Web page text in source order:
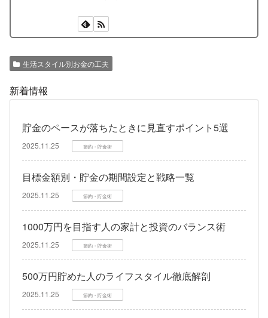
生活スタイル別お金の工夫
新着情報
貯金のペースが落ちたときに見直すポイント5選
2025.11.25 節約・貯金術
目標金額別・貯金の期間設定と戦略一覧
2025.11.25 節約・貯金術
1000万円を目指す人の家計と投資のバランス術
2025.11.25 節約・貯金術
500万円貯めた人のライフスタイル徹底解剖
2025.11.25 節約・貯金術